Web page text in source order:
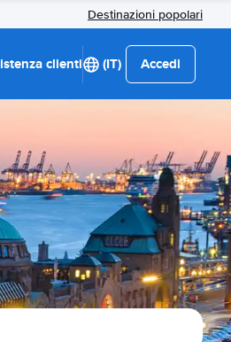
Destinazioni popolari
clienti (IT) Accedi